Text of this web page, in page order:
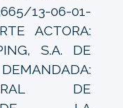
13-06-01-
ACTORA:
S.A. DE
DE